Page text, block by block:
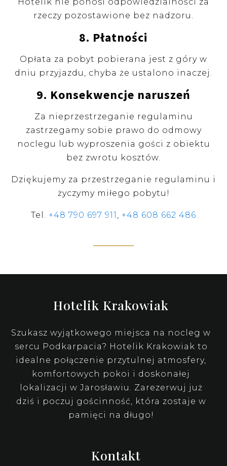
rzeczy pozostawione bez nadzoru.
8. Płatności
Opłata za pobyt pobierana jest z góry w
dniu przyjazdu, chyba że ustalono inaczej.
9. Konsekwencje naruszeń
Za nieprzestrzeganie regulaminu
zastrzegamy sobie prawo do odmowy
noclegu lub wyproszenia gości z obiektu
bez zwrotu kosztów.
Dziękujemy za przestrzeganie regulaminu i
życzymy miłego pobytu!
Tel. +48 790 697 911 , +48 608 662 486
Hotelik Krakowiak
Szukasz wyjątkowego miejsca na nocleg w
sercu Podkarpacia? Hotelik Krakowiak to
idealne połączenie przytulnej atmosfery,
komfortowych pokoi i doskonałej
lokalizacji w Jarosławiu. Zarezerwuj już
dziś i poczuj gościnność, która zostaje w
pamięci na długo!
Kontakt